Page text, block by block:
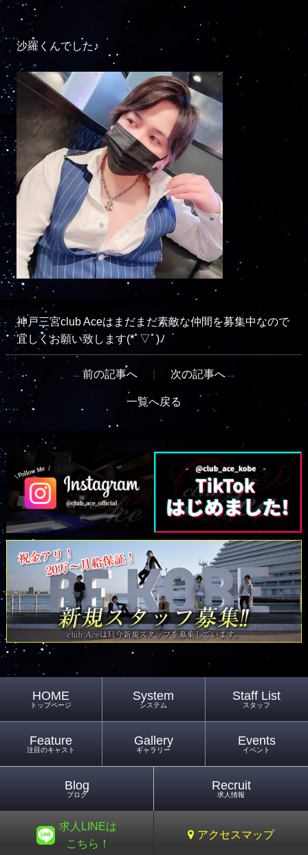
沙羅くんでした♪
神戸三宮club Aceはまだまだ素敵な仲間を募集中なので
宜しくお願い致します(*ﾟ▽ﾟ)ﾉ
←前の記事へ 次の記事へ→
一覧へ戻る
HOME
トップページ
System
システム
Staff List
スタッフ
Feature
注目のキャスト
Gallery
ギャラリー
Events
イベント
Blog
ブログ
Recruit
求人情報
求人LINEは
こちら！
アクセスマップ